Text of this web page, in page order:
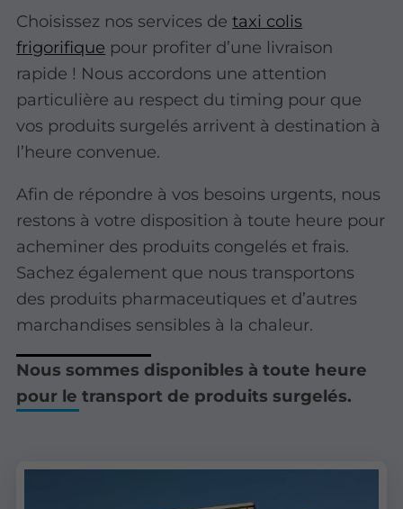
Choisissez nos services detaxi colis
frigorifique pour profiter d’une livraison
rapide ! Nous accordons une attention
particulière au respect du timing pour que
vos produits surgelés arrivent à destination à
l’heure convenue.
Afin de répondre à vos besoins urgents, nous
restons à votre disposition à toute heure pour
acheminer des produits congelés et frais.
Sachez également que nous transportons
des produits pharmaceutiques et d’autres
marchandises sensibles à la chaleur.
Nous sommes disponibles à toute heure
pour le transport de produits surgelés.